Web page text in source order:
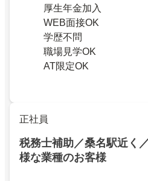
厚生年金加入
WEB面接OK
学歴不問
職場見学OK
AT限定OK
正社員
税務士補助／桑名駅近く
様な業種のお客様